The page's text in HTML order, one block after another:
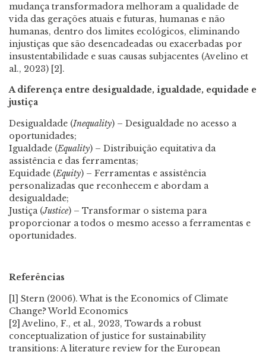
mudança transformadora melhoram a qualidade de
vida das gerações atuais e futuras, humanas e não
humanas, dentro dos limites ecológicos, eliminando
injustiças que são desencadeadas ou exacerbadas por
insustentabilidade e suas causas subjacentes (Avelino et
al., 2023) [2].
A diferença entre desigualdade, igualdade, equidade e
justiça
Desigualdade (Inequality) – Desigualdade no acesso a
oportunidades;
Igualdade (Equality) – Distribuição equitativa da
assistência e das ferramentas;
Equidade (Equity) – Ferramentas e assistência
personalizadas que reconhecem e abordam a
desigualdade;
Justiça (Justice) – Transformar o sistema para
proporcionar a todos o mesmo acesso a ferramentas e
oportunidades.
Referências
[1] Stern (2006). What is the Economics of Climate
Change? World Economics
[2] Avelino, F., et al., 2023, Towards a robust
conceptualization of justice for sustainability
transitions: A literature review for the European